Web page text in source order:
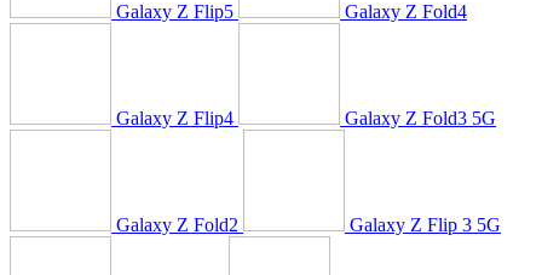
Galaxy Z Flip5 Galaxy Z Fold4
Galaxy Z Flip4 Galaxy Z Fold3 5G
Galaxy Z Fold2 Galaxy Z Flip 3 5G